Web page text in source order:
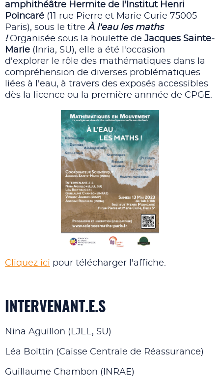
amphithéâtre Hermite de l'Institut Henri
Poincaré (11 rue Pierre et Marie Curie 75005
Paris), sous le titre À l'eau les maths
! Organisée sous la houlette de Jacques Sainte-
Marie (Inria, SU), elle a été l'occasion
d'explorer le rôle des mathématiques dans la
compréhension de diverses problématiques
liées à l'eau, à travers des exposés accessibles
dès la licence ou la première annnée de CPGE.
Cliquez ici pour télécharger l'affiche.
INTERVENANT.E.S
Nina Aguillon (LJLL, SU)
Léa Boittin (Caisse Centrale de Réassurance)
Guillaume Chambon (INRAE)